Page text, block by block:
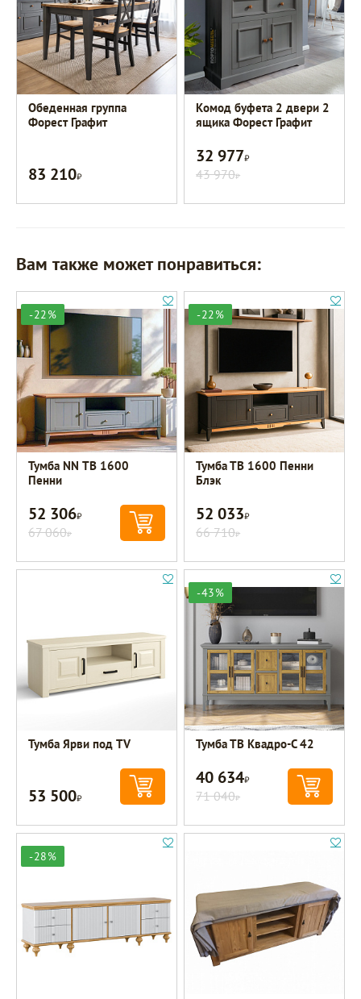
Обеденная группа
Форест Графит
83 210Р
Комод буфета 2 двери 2
ящика Форест Графит
32 977Р
43 970Р
Вам также может понравиться:
-22%
Тумба NN ТВ 1600
Пенни
52 306Р
67 060Р
-22%
Тумба ТВ 1600 Пенни
Блэк
52 033Р
66 710Р
Тумба Ярви под TV
53 500Р
-43%
Тумба ТВ Квадро-С 42
40 634Р
71 040Р
-28%